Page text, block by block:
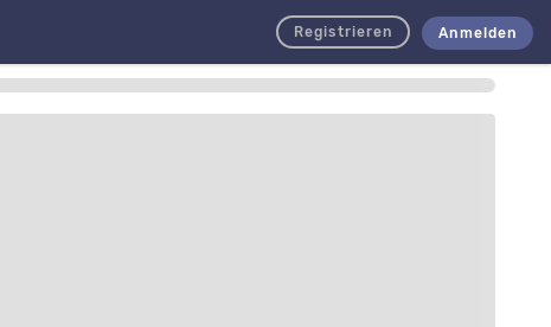
Registrieren Anmelden